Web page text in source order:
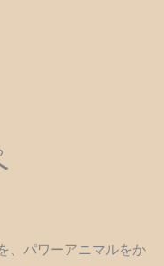
、パワーアニマルをか